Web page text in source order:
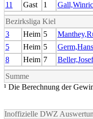
11
Gast 1
Bezirksliga Kiel
3
Heim 5
5
Heim 5
8
Heim 7 Beller,Josef
Summe
¹ Die Berechnung der
Inoffizielle DWZ